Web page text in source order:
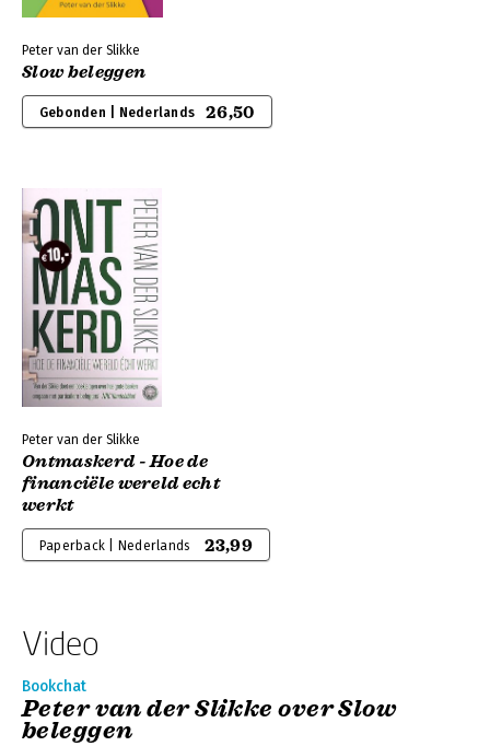
Peter van der Slikke
Slow beleggen
Gebonden | Nederlands 26,50
Peter van der Slikke
Ontmaskerd - Hoe de
financiële wereld echt
werkt
Paperback | Nederlands 23,99
Video
Bookchat
Peter van der Slikke over Slow
beleggen